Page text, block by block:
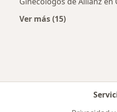
Ver más (15)